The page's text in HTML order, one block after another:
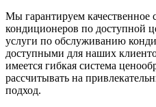
Мы гарантируем качественное
кондиционеров по доступной
услуги по обслуживанию
доступными для наших
имеется гибкая система
рассчитывать на
подход.